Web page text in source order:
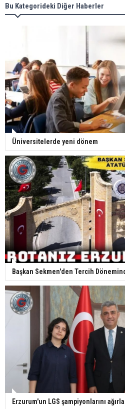
Bu Kategorideki Diğer Haberler
Üniversitelerde yeni dönem
Başkan Sekmen'den Tercih
Erzurum'un LGS şampiyonlarını